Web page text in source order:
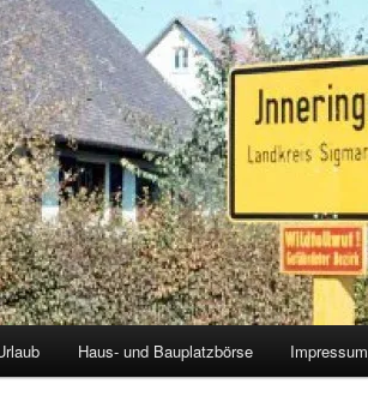
Haus- und Bauplatzbörse Impressum